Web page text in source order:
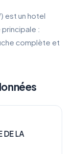
est un hotel
:
complète et
DE LA